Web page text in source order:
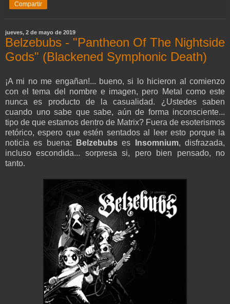
Compartir
jueves, 2 de mayo de 2019
Belzebubs - "Pantheon Of The Nightside
Gods" (Blackened Symphonic Death)
¡A mi no me engañan!... bueno, si lo hicieron al comienzo
con el tema del nombre e imagen, pero Metal como este
nunca es producto de la casualidad. ¿Ustedes saben
cuando uno sabe que sabe, aún de forma inconsciente...
tipo de que estamos dentro de Matrix? Fuera de esoterismos
retórico, espero que estén sentados al leer esto porque la
noticia es buena:
Belzebubs es Insomnium, disfrazada,
incluso escondida... sorpresa si, pero bien pensado, no
tanto.